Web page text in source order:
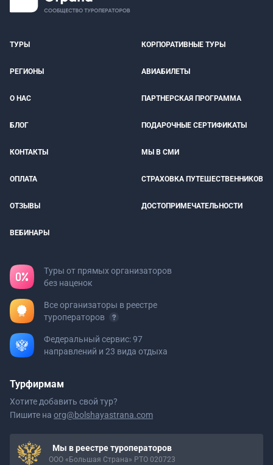
ТУРЫ КОРПОРАТИВНЫЕ ТУРЫ
РЕГИОНЫ АВИАБИЛЕТЫ
О НАС ПАРТНЕРСКАЯ ПРОГРАММА
БЛОГ ПОДАРОЧНЫЕ СЕРТИФИКАТЫ
КОНТАКТЫ МЫ В СМИ
ОПЛАТА СТРАХОВКА ПУТЕШЕСТВЕННИКОВ
ОТЗЫВЫ ДОСТОПРИМЕЧАТЕЛЬНОСТИ
ВЕБИНАРЫ
Туры от прямых организаторов
без наценок
Все организаторы в реестре
туроператоров
Федеральный сервис: 97
направлений и 23 вида отдыха
Турфирмам
Хотите добавить свой тур?
Пишите на org@bolshayastrana.com
Мы в реестре туроператоров
ООО «Большая Страна» РТО 020723